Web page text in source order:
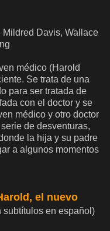
Davis, Wallace
médico (Harold
Se trata de una
para ser tratada de
con el doctor y se
médico y otro doctor
de desventuras,
la hija y su padre
a algunos momentos
el nuevo
en español)